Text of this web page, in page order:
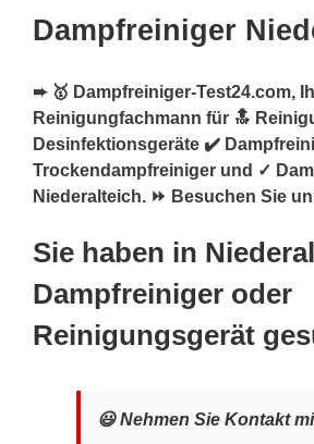
Dampfreiniger
➨ 🥇 Dampfreiniger-Test24.com,
Reinigungfachmann für 🔝
Desinfektionsgeräte ✔️
Trockendampfreiniger und ✓
Niederalteich. ⏩ Besuchen Sie
Sie haben in
Dampfreiniger oder
Reinigungsgerät
😃 Nehmen Sie Kontakt